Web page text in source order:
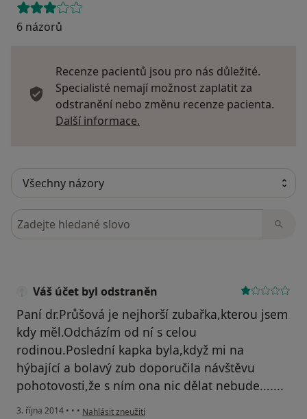
6 názorů
Recenze pacientů jsou pro nás důležité.
Specialisté nemají možnost zaplatit za
odstranění nebo změnu recenze pacienta.
Další informace.
Hledejte v názorech
Váš účet byl odstraněn
Paní dr.Průšová je nejhorší zubařka,kterou jsem
kdy měl.Odcházím od ní s celou
rodinou.Poslední kapka byla,když mi na
hýbající a bolavý zub doporučila návštěvu
pohotovosti,že s ním ona nic dělat nebude.......
3. října 2014 • • • podle názoru uživatele Váš účet byl odstraněn
Nahlásit zneužití